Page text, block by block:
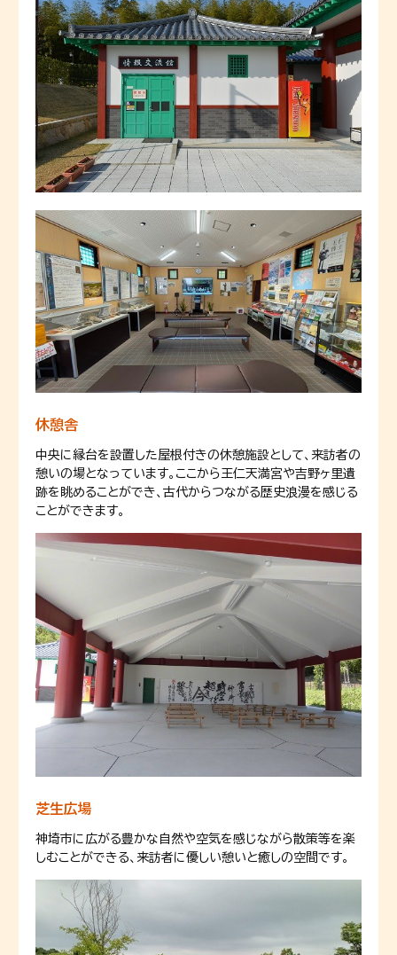
休憩舎
中央に縁台を設置した屋根付きの休憩施設として、来訪者の
憩いの場となっています。ここから王仁天満宮や吉野ヶ里遺
跡を眺めることができ、古代からつながる歴史浪漫を感じる
ことができます。
芝生広場
神埼市に広がる豊かな自然や空気を感じながら散策等を楽
しむことができる、来訪者に優しい憩いと癒しの空間です。